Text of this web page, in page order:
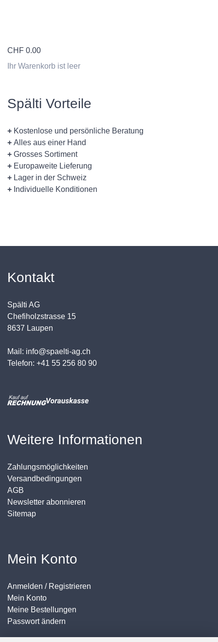
CHF 0.00
Ihr Warenkorb ist leer
Spälti Vorteile
+ Kostenlose und persönliche Beratung
+ Alles aus einer Hand
+ Grosses Sortiment
+ Europaweite Lieferung
+ Lager in der Schweiz
+ Individuelle Konditionen
Kontakt
Spälti AG
Chefiholzstrasse 15
8637 Laupen
Mail: info@spaelti-ag.ch
Telefon: +41 55 256 80 90
Weitere Informationen
Zahlungsmöglichkeiten
Versandbedingungen
AGB
Newsletter abonnieren
Sitemap
Mein Konto
Anmelden / Registrieren
Mein Konto
Meine Bestellungen
Passwort ändern